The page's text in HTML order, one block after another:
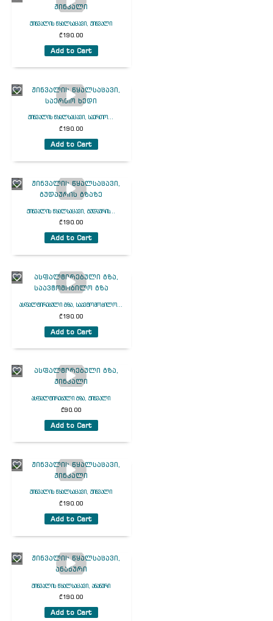
ჟინვალის წყალსაცავი, ჟინვალი
₾190.00
Add to Cart
ჟინვალის წყალსაცავი, საერთო...
₾190.00
Add to Cart
ჟინვალის წყალსაცავი, გუდაურის...
₾190.00
Add to Cart
ასფალტირებული გზა, საავტომობილო...
₾190.00
Add to Cart
ასფალტირებული გზა, ჟინვალი
₾90.00
Add to Cart
ჟინვალის წყალსაცავი, ჟინვალი
₾190.00
Add to Cart
ჟინვალის წყალსაცავი, ანანური
₾190.00
Add to Cart